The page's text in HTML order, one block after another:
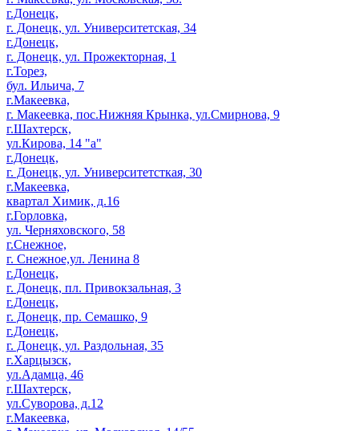
г.Донецк,
г. Донецк, ул. Университетская, 34
г.Донецк,
г. Донецк, ул. Прожекторная, 1
г.Торез,
бул. Ильича, 7
г.Макеевка,
г. Макеевка, пос.Нижняя Крынка, ул.Смирнова, 9
г.Шахтерск,
ул.Кирова, 14 "а"
г.Донецк,
г. Донецк, ул. Университетсткая, 30
г.Макеевка,
квартал Химик, д.16
г.Горловка,
ул. Черняховского, 58
г.Снежное,
г. Снежное,ул. Ленина 8
г.Донецк,
г. Донецк, пл. Привокзальная, 3
г.Донецк,
г. Донецк, пр. Семашко, 9
г.Донецк,
г. Донецк, ул. Раздольная, 35
г.Харцызск,
ул.Адамца, 46
г.Шахтерск,
ул.Суворова, д.12
г.Макеевка,